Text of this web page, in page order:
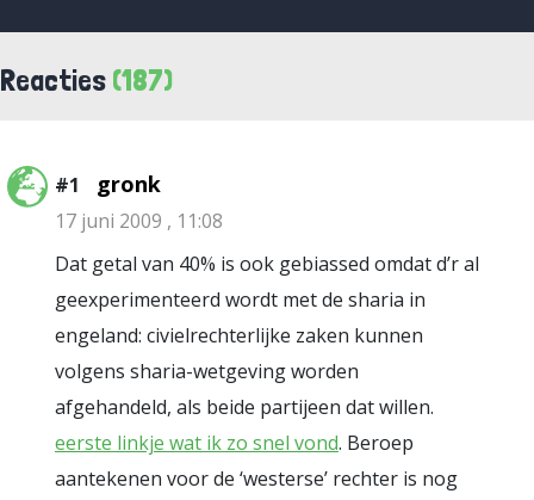
Reacties (187)
#1 gronk
17 juni 2009 , 11:08
Dat getal van 40% is ook gebiassed omdat d’r al
geexperimenteerd wordt met de sharia in
engeland: civielrechterlijke zaken kunnen
volgens sharia-wetgeving worden
afgehandeld, als beide partijeen dat willen.
eerste linkje wat ik zo snel vond. Beroep
aantekenen voor de ‘westerse’ rechter is nog